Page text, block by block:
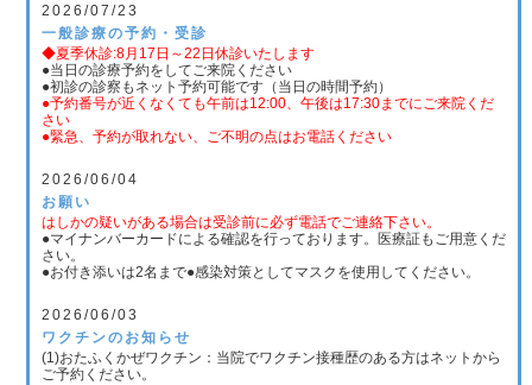
2026/07/23
一般診療の予約・受診
◆夏季休診:8月17日～22日休診いたします
●当日の診療予約をしてご来院ください
●初診の診察もネット予約可能です（当日の時間予約）
●予約番号が近くなくても午前は12:00、午後は17:30までにご来院くだ
さい
●緊急、予約が取れない、ご不明の点はお電話ください
2026/06/04
お願い
はしかの疑いがある場合は受診前に必ず電話でご連絡下さい。
●マイナンバーカードによる確認を行っております。医療証もご用意くだ
さい。
●お付き添いは2名まで●感染対策としてマスクを使用してください。
2026/06/03
ワクチンのお知らせ
(1)おたふくかぜワクチン：当院でワクチン接種歴のある方はネットから
ご予約ください。